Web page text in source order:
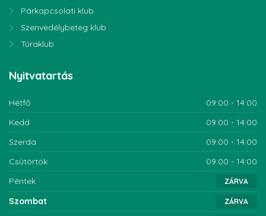
Párkapcsolati klub
Szenvedélybeteg klub
Túraklub
Nyitvatartás
Hétfő
09:00 - 14:00
Kedd
09:00 - 14:00
Szerda
09:00 - 14:00
Csütörtök
09:00 - 14:00
Péntek
ZÁRVA
Szombat ZÁRVA